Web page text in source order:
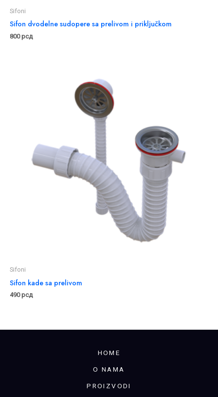
Sifoni
Sifon dvodelne sudopere sa prelivom i priključkom
800рсд
Sifoni
Sifon kade sa prelivom
490рсд
HOME
O NAMA
PROIZVODI